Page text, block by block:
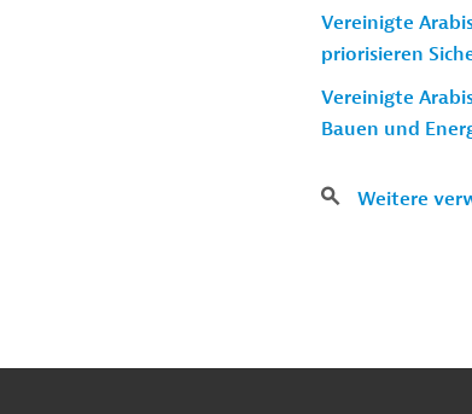
Vereinigte
priorisieren
Vereinigte
Bauen und
Weitere